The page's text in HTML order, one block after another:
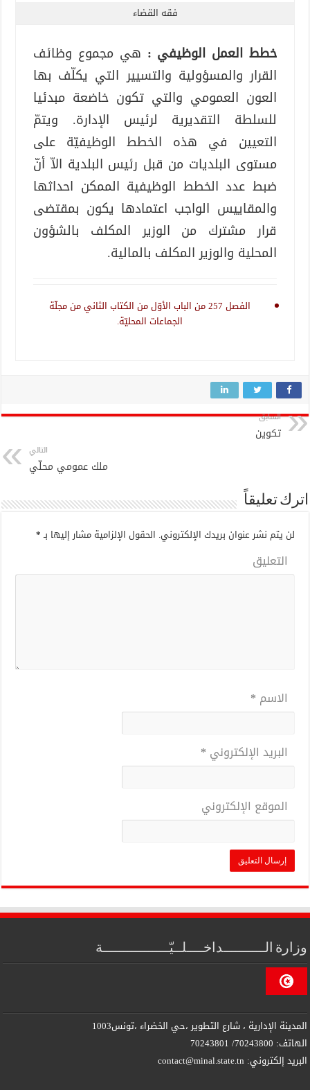
فقه القضاء
خطط العمل الوظيفي : هي مجموع وظائف
القرار والمسؤولية والتسيير التي يكلّف بها
العون العمومي والتي تكون خاضعة مبدئيا
للسلطة التقديرية لرئيس الإدارة. ويتمّ
التعيين في هذه الخطط الوظيفيّة على
مستوى البلديات من قبل رئيس البلدية الاّ أنّ
ضبط عدد الخطط الوظيفية الممكن احداثها
والمقاييس الواجب اعتمادها يكون بمقتضى
قرار مشترك من الوزير المكلف بالشؤون
المحلية والوزير المكلف بالمالية.
الفصل 257 من الباب الأوّل من الكتاب الثاني من مجلّة
الجماعات المحليّة.
السابق
تكوين
التالي
ملك عمومي محلّي
اترك تعليقاً
لن يتم نشر عنوان بريدك الإلكتروني. الحقول الإلزامية مشار إليها بـ*
التعليق
الاسم *
البريد الإلكتروني *
الموقع الإلكتروني
وزارة الــــــــــداخــــلــيّــــــــــــــــة
المدينة الإدارية ، شارع التطوير ،حي الخضراء ،تونس1003
الهاتف: 70243800/ 70243801
البريد إلكتروني: contact@minal.state.tn